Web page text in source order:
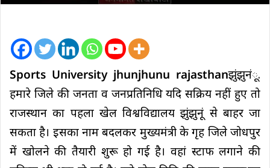
Sports University jhunjhunu rajasthanझुंझुनंू.
हमारे जिले की जनता व जनप्रतिनिधि यदि सक्रिय नहीं हुए तो
राजस्थान का पहला खेल विश्वविद्यालय झुंझुनूं से बाहर जा
सकता है। इसका नाम बदलकर मुख्यमंत्री के गृह जिले जोधपुर
में खोलने की तैयारी शुरू हो गई है। वहां स्टाफ लगाने की